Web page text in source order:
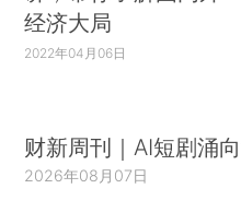
经济大局
2022年04月06日
财新周刊｜AI短剧涌
2026年08月07日